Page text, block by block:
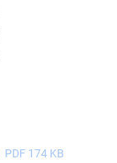
PDF 174 KB